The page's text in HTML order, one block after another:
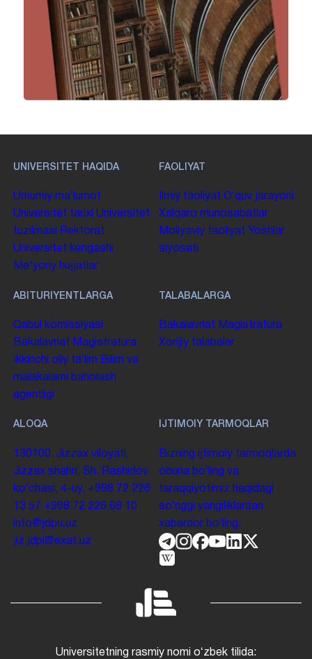
UNIVERSITET HAQIDA
Umumiy maʼlumot
Universitet tarixi Universitet
tuzilmasi
Rektorat
Universitet kengashi
Me'yoriy hujjatlar
FAOLIYAT
Ilmiy faoliyat Oʻquv jarayoni
Xalqaro munosabatlar
Moliyaviy faoliyat Yoshlar
siyosati
ABITURIYENTLARGA
Qabul komissiyasi
Bakalavriat Magistratura
Ikkinchi oliy taʼlim Bilim va
malakalarni baholash
agentligi
TALABALARGA
Bakalavriat Magistratura
Xorijiy talabalar
ALOQA
130100. Jizzax viloyati,
Jizzax shahri, Sh. Rashidov
koʻchasi, 4-uy. +998 72 226
13 57 +998 72 226 68 10
info@jdpu.uz
jiz.jdpi@exat.uz
IJTIMOIY TARMOQLAR
Bizning ijtimoiy tarmoqlarda
obuna boʻling va
taraqqiyotimiz haqidagi
soʻnggi yangiliklardan
xabardor boʻling.
Universitetning rasmiy nomi oʻzbek tilida: